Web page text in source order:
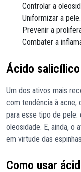
Controlar a
Uniformizar a pele.
Prevenir a
Combater a
Ácido
Um dos ativos mais
com tendência à acne,
para esse tipo de pele:
oleosidade. E, ainda, o
em virtude das
Como usar